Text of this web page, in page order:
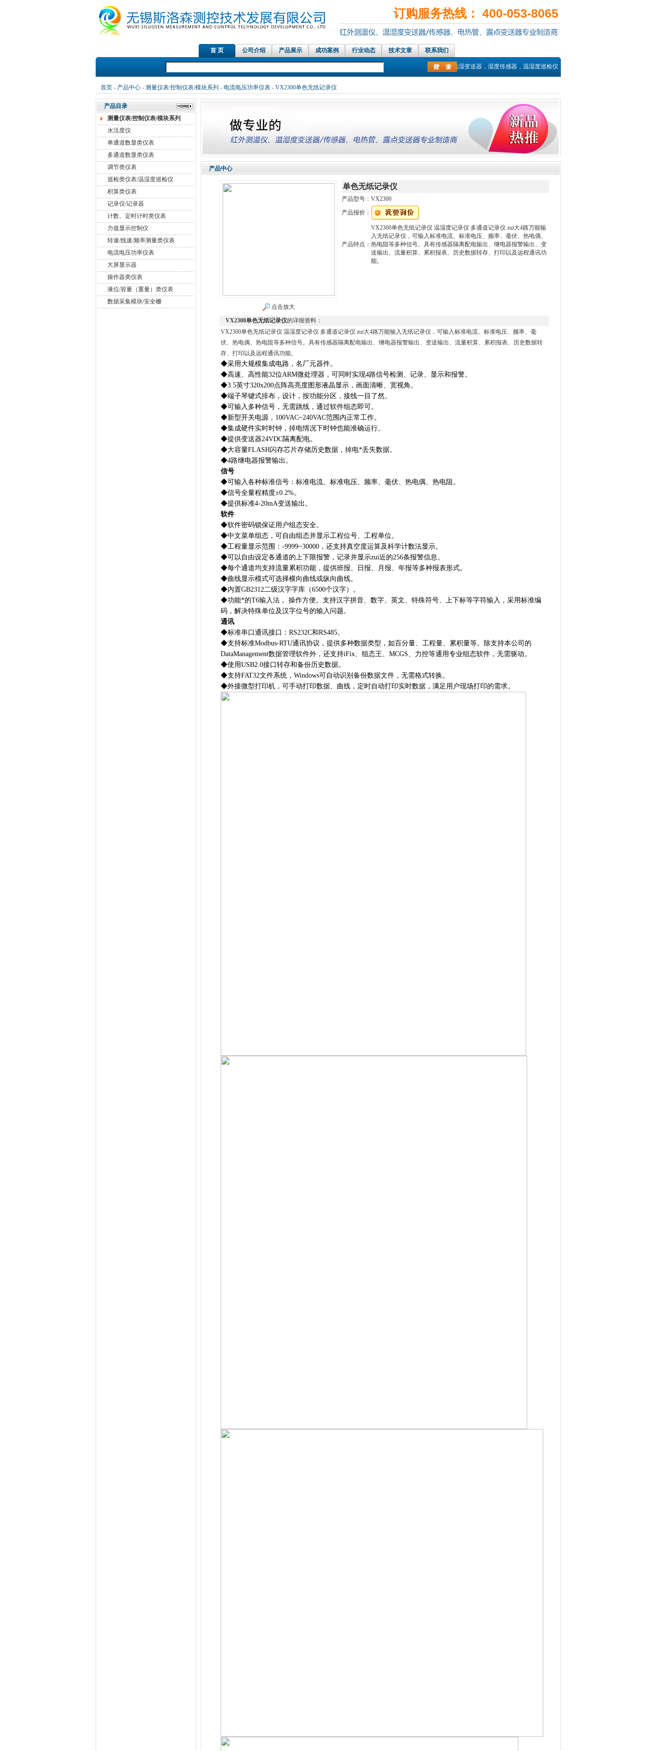
订购服务热线： 400-053-8065
首 页 公司介绍 产品展示 成功案例 行业动态 技术文章 联系我们
在线红外测温仪、铝材测温仪，温湿度记录仪，露点测量仪，在线露点传感器，PT100温度传感器，热电偶探头，高温湿度传感器，高温温湿度变送器，温湿度监控，高温高湿变送器，湿度传感器，温湿度巡检仪，投入式液位传感器，光照度传感器，
首页- 产品中心- 测量仪表/控制仪表/模块系列 - 电流电压功率仪表- VX2300单色无纸记录仪
产品目录
测量仪表/控制仪表/模块系列
水活度仪
单通道数显类仪表
多通道数显类仪表
调节类仪表
巡检类仪表/温湿度巡检仪
积算类仪表
记录仪/记录器
计数、定时计时类仪表
力值显示控制仪
转速/线速/频率测量类仪表
电流电压功率仪表
大屏显示器
操作器类仪表
液位/容量（重量）类仪表
数据采集模块/安全栅
产品中心
点击放大
单色无纸记录仪
产品型号： VX2300
产品报价：
产品特点：
VX2300单色无纸记录仪 温湿度记录仪 多通道记录仪 zui大4路万能输
入无纸记录仪，可输入标准电流、标准电压、频率、毫伏、热电偶、
热电阻等多种信号。具有传感器隔离配电输出、继电器报警输出、变
送输出、流量积算、累积报表、历史数据转存、打印以及远程通讯功
能。
VX2300单色无纸记录仪的详细资料：
VX2300单色无纸记录仪 温湿度记录仪 多通道记录仪 zui大4路万能输入无纸记录仪，可输入标准电流、标准电压、频率、毫
伏、热电偶、热电阻等多种信号。具有传感器隔离配电输出、继电器报警输出、变送输出、流量积算、累积报表、历史数据转
存、打印以及远程通讯功能。
◆采用大规模集成电路，名厂元器件。
◆高速、高性能32位ARM微处理器，可同时实现4路信号检测、记录、显示和报警。
◆3.5英寸320x200点阵高亮度图形液晶显示，画面清晰、宽视角。
◆端子琴键式排布，设计，按功能分区，接线一目了然。
◆可输入多种信号，无需跳线，通过软件组态即可。
◆新型开关电源，100VAC~240VAC范围内正常工作。
◆集成硬件实时时钟，掉电情况下时钟也能准确运行。
◆提供变送器24VDC隔离配电。
◆大容量FLASH闪存芯片存储历史数据，掉电*丢失数据。
◆4路继电器报警输出。
信号
◆可输入各种标准信号：标准电流、标准电压、频率、毫伏、热电偶、热电阻。
◆信号全量程精度±0.2%。
◆提供标准4-20mA变送输出。
软件
◆软件密码锁保证用户组态安全。
◆中文菜单组态，可自由组态并显示工程位号、工程单位。
◆工程量显示范围：-9999~30000，还支持真空度运算及科学计数法显示。
◆可以自由设定各通道的上下限报警，记录并显示zui近的256条报警信息。
◆每个通道均支持流量累积功能，提供班报、日报、月报、年报等多种报表形式。
◆曲线显示模式可选择横向曲线或纵向曲线。
◆内置GB2312二级汉字字库（6500个汉字）。
◆功能*的T6输入法， 操作方便。支持汉字拼音、数字、英文、特殊符号、上下标等字符输入，采用标准编
码，解决特殊单位及汉字位号的输入问题。
通讯
◆标准串口通讯接口：RS232C和RS485。
◆支持标准Modbus-RTU通讯协议，提供多种数据类型，如百分量、工程量、累积量等。除支持本公司的
DataManagement数据管理软件外，还支持iFix、组态王、MCGS、力控等通用专业组态软件，无需驱动。
◆使用USB2.0接口转存和备份历史数据。
◆支持FAT32文件系统，Windows可自动识别备份数据文件，无需格式转换。
◆外接微型打印机，可手动打印数据、曲线，定时自动打印实时数据，满足用户现场打印的需求。